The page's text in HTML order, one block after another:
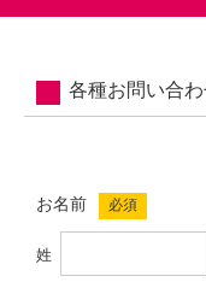
各種お問い合
お名前 必須
姓